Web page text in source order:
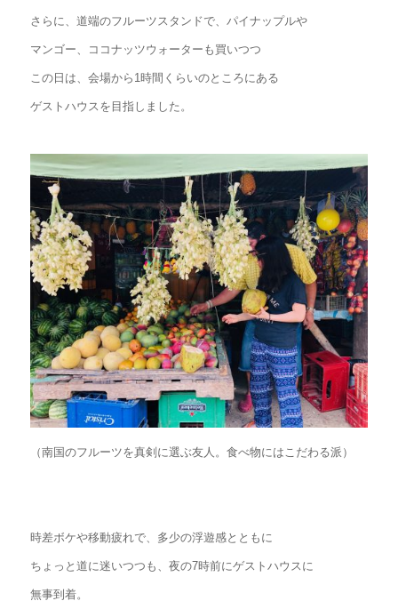
さらに、道端のフルーツスタンドで、パイナップルや
マンゴー、ココナッツウォーターも買いつつ
この日は、会場から1時間くらいのところにある
ゲストハウスを目指しました。
（南国のフルーツを真剣に選ぶ友人。食べ物にはこだわる派）
時差ボケや移動疲れで、多少の浮遊感とともに
ちょっと道に迷いつつも、夜の7時前にゲストハウスに
無事到着。